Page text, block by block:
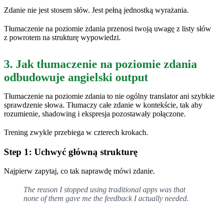
Zdanie nie jest stosem słów. Jest pełną jednostką wyrażania.
Tłumaczenie na poziomie zdania przenosi twoją uwagę z listy słów
z powrotem na strukturę wypowiedzi.
3. Jak tłumaczenie na poziomie zdania
odbudowuje angielski output
Tłumaczenie na poziomie zdania to nie ogólny translator ani szybkie
sprawdzenie słowa. Tłumaczy całe zdanie w kontekście, tak aby
rozumienie, shadowing i ekspresja pozostawały połączone.
Trening zwykle przebiega w czterech krokach.
Step 1: Uchwyć główną strukturę
Najpierw zapytaj, co tak naprawdę mówi zdanie.
The reason I stopped using traditional apps was that
none of them gave me the feedback I actually needed.